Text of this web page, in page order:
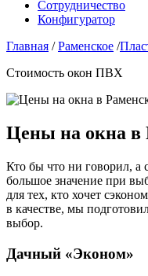
Сотрудничество
Конфигуратор
Главная / Раменское /
Стоимость окон ПВХ
Цены на окна в
Кто бы что ни говорил, а
большое значение при
для тех, кто хочет
в качестве, мы
выбор.
Дачный «Эконом»